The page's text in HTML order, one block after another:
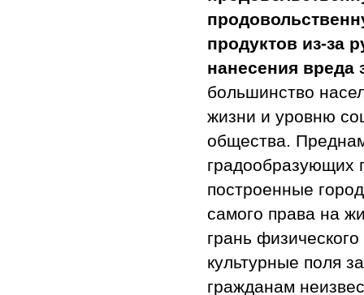
продуктов из-за
нанесения вреда
большинство
жизни и уровню
общества.
градообразующих
построенные
самого права на
грань
культурные поля
гражданам